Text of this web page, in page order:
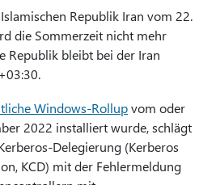
Republik Iran vom 22.
die Sommerzeit nicht mehr
Republik bleibt bei der Iran
Windows-Rollupvom oder
2022 installiert wurde, schlägt
Delegierung (Kerberos
KCD) mit der Fehlermeldung